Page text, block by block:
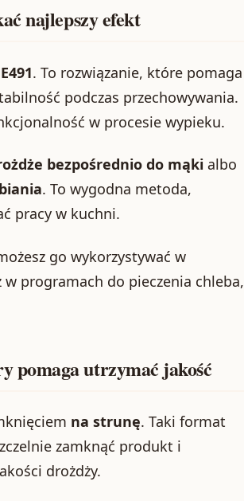
najlepszy efekt
E491. To rozwiązanie, które pomaga
podczas przechowywania.
w procesie wypieku.
bezpośrednio do mąki albo
. To wygodna metoda,
pracy w kuchni.
go wykorzystywać w
programach do pieczenia chleba,
pomaga utrzymać jakość
na strunę. Taki format
zamknąć produkt i
drożdży.